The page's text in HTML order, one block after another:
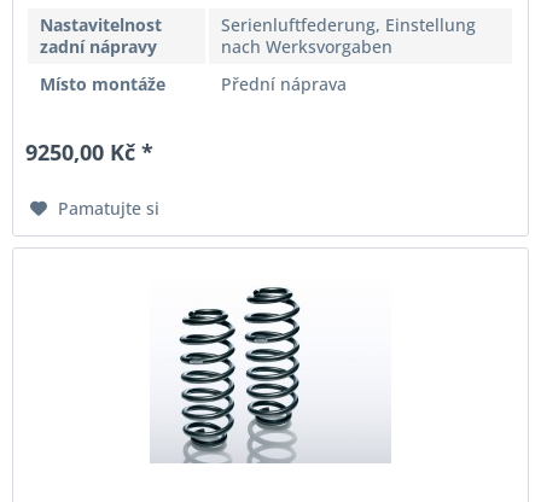
Nastavitelnost
zadní nápravy
Serienluftfederung, Einstellung
nach Werksvorgaben
Místo montáže
Přední náprava
9250,00 Kč *
Pamatujte si